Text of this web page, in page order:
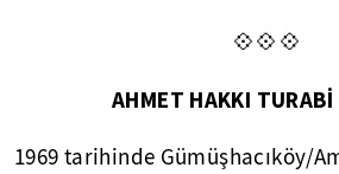
💠💠💠
AHMET HAKKI TURABİ
1969 tarihinde Gümüşhacıköy/